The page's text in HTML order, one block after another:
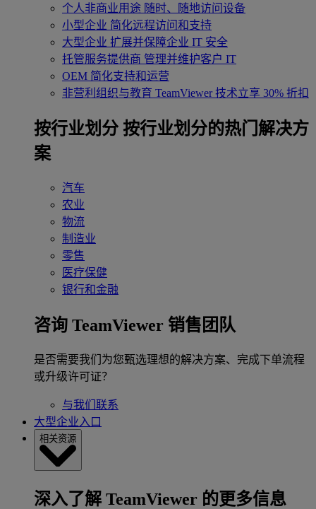
个人非商业用途 随时、随地访问设备
小型企业 简化远程访问和支持
大型企业 扩展并保障企业 IT 安全
托管服务提供商 管理并维护客户 IT
OEM 简化支持和运营
非营利组织与教育 TeamViewer 技术立享 30% 折扣
‌按行业划分 按行业划分的热门解决方
案
汽车
农业
物流
制造业
零售
医疗保健
银行和金融
咨询 TeamViewer 销售团队
是否需要我们为您甄选理想的解决方案、完成下单流程
或升级许可证？
与我们联系
大型企业入口
相关资源
深入了解 TeamViewer 的更多信息